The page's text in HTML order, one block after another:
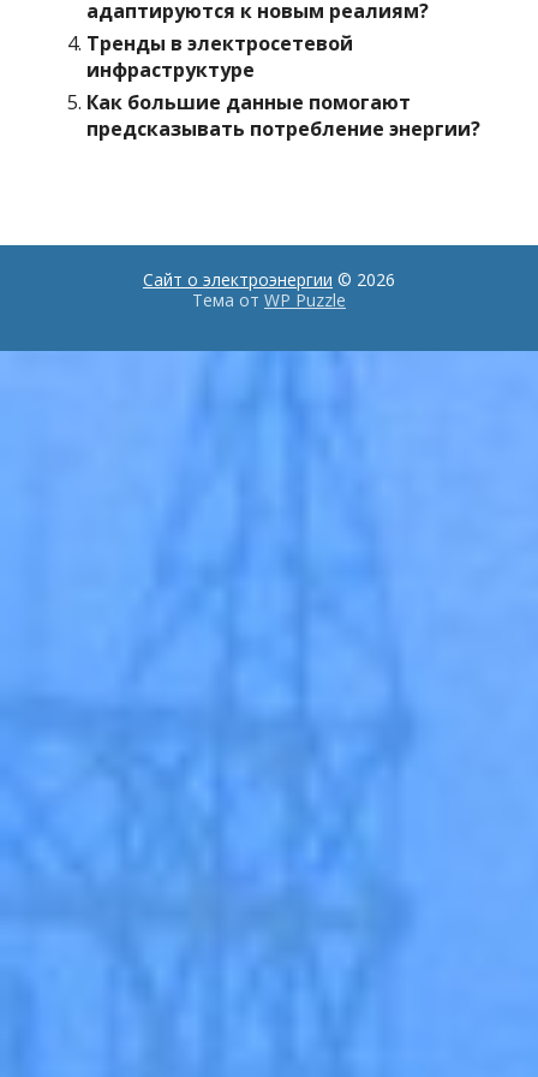
адаптируются к новым реалиям?
Тренды в электросетевой
инфраструктуре
Как большие данные помогают
предсказывать потребление энергии?
Сайт о электроэнергии © 2026
Тема от WP Puzzle